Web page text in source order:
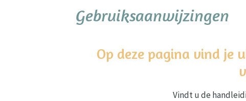
Gebruiksaanwijzingen
Op deze pagina vind je
Vindt u de